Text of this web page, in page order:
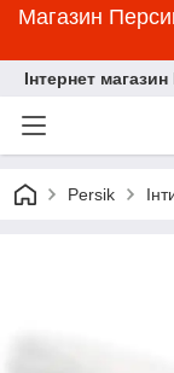
Магазин
Інтернет
Persik